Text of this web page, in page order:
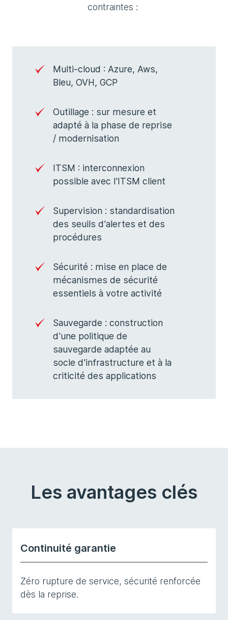
contraintes :
Multi-cloud : Azure, Aws,
Bleu, OVH, GCP
Outillage : sur mesure et
adapté à la phase de reprise
/ modernisation
ITSM : interconnexion
possible avec l'ITSM client
Supervision : standardisation
des seuils d'alertes et des
procédures
Sécurité : mise en place de
mécanismes de sécurité
essentiels à votre activité
Sauvegarde : construction
d'une politique de
sauvegarde adaptée au
socle d'infrastructure et à la
criticité des applications
Les avantages clés
Continuité garantie
Zéro rupture de service, sécurité renforcée
dès la reprise.